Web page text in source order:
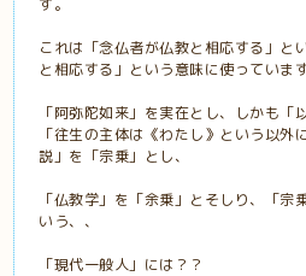
す。
これは「念仏者が仏教と相応する」と
と相応する」という意味に使っています
「阿弥陀如来」を実在とし、しかも「
「往生の主体は《わたし》という以外
説」を「宗乗」とし、
「仏教学」を「余乗」とそしり、「宗
いう、、
「現代一般人」には？？